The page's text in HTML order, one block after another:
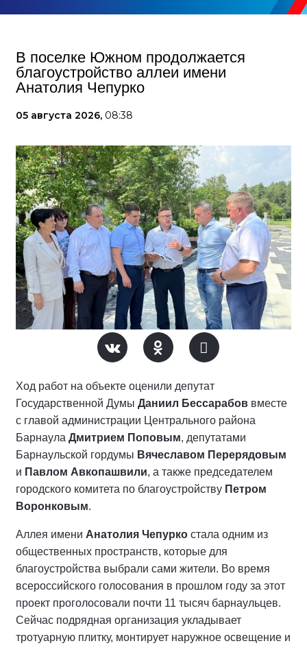
В поселке Южном продолжается
благоустройство аллеи имени
Анатолия Чепурко
05 августа 2026, 08:38
Ход работ на объекте оценили депутат
Государственной Думы Даниил Бессарабов вместе
с главой администрации Центрального района
Барнаула Дмитрием Поповым, депутатами
Барнаульской гордумы Вячеславом Перерядовым
и Павлом Авкопашвили, а также председателем
городского комитета по благоустройству Петром
Воронковым.
Аллея имени Анатолия Чепурко стала одним из
общественных пространств, которые для
благоустройства выбрали сами жители. Во время
всероссийского голосования в прошлом году за этот
проект проголосовали почти 11 тысяч барнаульцев.
Сейчас подрядная организация укладывает
тротуарную плитку, монтирует наружное освещение и